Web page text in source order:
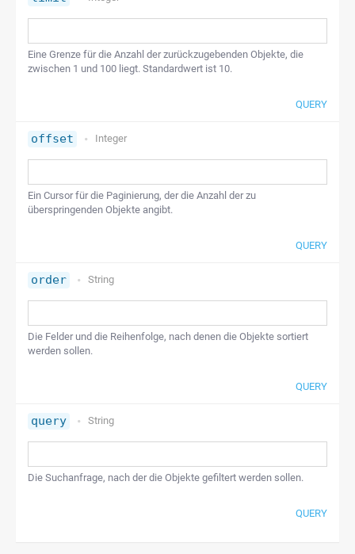
Eine Grenze für die Anzahl der zurückzugebenden Objekte, die
zwischen 1 und 100 liegt. Standardwert ist 10.
QUERY
offset Integer
Ein Cursor für die Paginierung, der die Anzahl der zu
überspringenden Objekte angibt.
QUERY
order String
Die Felder und die Reihenfolge, nach denen die Objekte sortiert
werden sollen.
QUERY
query String
Die Suchanfrage, nach der die Objekte gefiltert werden sollen.
QUERY